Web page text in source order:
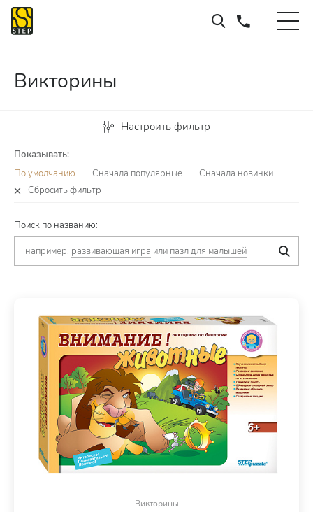
Викторины
Настроить фильтр
Показывать:
По умолчанию
Сначала популярные
Сначала новинки
Сбросить фильтр
Поиск по названию:
например, развивающая игра или пазл для малышей
Викторины